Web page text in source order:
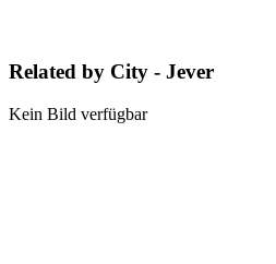
Related by City - Jever
Kein Bild verfügbar